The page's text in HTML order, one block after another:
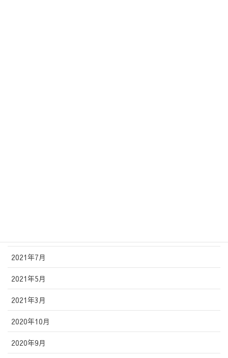
2021年7月
2021年5月
2021年3月
2020年10月
2020年9月